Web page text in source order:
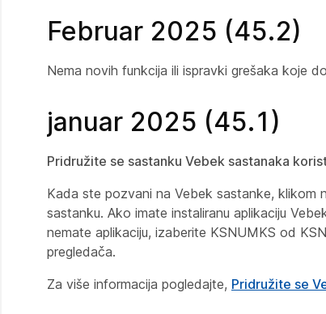
Februar 2025 (45.2)
Nema novih funkcija ili ispravki grešaka koje
januar 2025 (45.1)
Pridružite se sastanku Vebek sastanaka
Kada ste pozvani na Vebek sastanke, klikom
sastanku. Ako imate instaliranu aplikaciju
nemate aplikaciju, izaberite KSNUMKS od
pregledača.
Za više informacija pogledajte, Pridružite se